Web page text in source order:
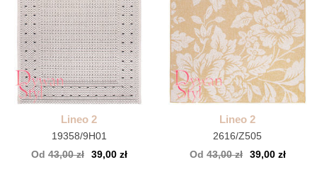
Lineo 2
19358/9H01
Od 43,00 zł 39,00 zł
Lineo 2
2616/Z505
Od 43,00 zł 39,00 zł